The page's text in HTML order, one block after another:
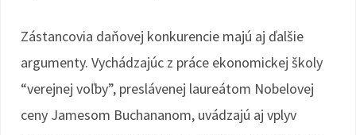
Zástancovia daňovej konkurencie majú aj ďalšie
argumenty. Vychádzajúc z práce ekonomickej školy
“verejnej voľby”, preslávenej laureátom Nobelovej
ceny Jamesom Buchananom, uvádzajú aj vplyv